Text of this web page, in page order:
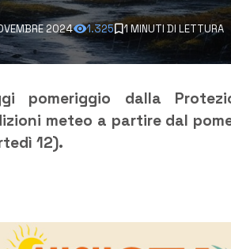
2024 1.325 1 MINUTI DI LETTURA
pomeriggio dalla
meteo a partire dal
12).